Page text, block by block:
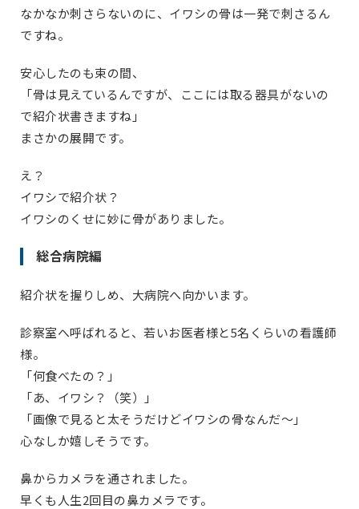
なかなか刺さらないのに、イワシの骨は一発で刺さるん
ですね。
安心したのも束の間、
「骨は見えているんですが、ここには取る器具がないの
で紹介状書きますね」
まさかの展開です。
え？
イワシで紹介状？
イワシのくせに妙に骨がありました。
総合病院編
紹介状を握りしめ、大病院へ向かいます。
診察室へ呼ばれると、若いお医者様と5名くらいの看護師
様。
「何食べたの？」
「あ、イワシ？（笑）」
「画像で見ると太そうだけどイワシの骨なんだ～」
心なしか嬉しそうです。
鼻からカメラを通されました。
早くも人生2回目の鼻カメラです。